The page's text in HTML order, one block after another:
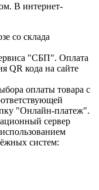
В интернет-
со склада
"СБП". Оплата
QR кода на сайте
оплаты товара с
"Онлайн-платеж".
сервер
систем: